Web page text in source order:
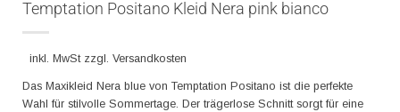
Temptation Positano Kleid Nera pink bianco
inkl. MwSt zzgl. Versandkosten
Das Maxikleid Nera blue von Temptation Positano ist die perfekte
Wahl für stilvolle Sommertage. Der trägerlose Schnitt sorgt für eine